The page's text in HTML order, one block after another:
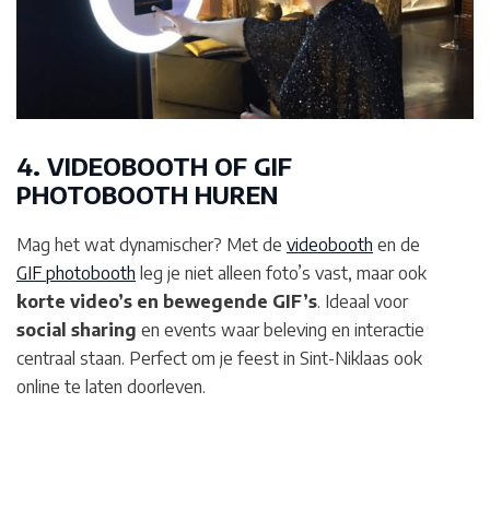
4. VIDEOBOOTH OF GIF
PHOTOBOOTH HUREN
Mag het wat dynamischer? Met de videobooth en de
GIF photobooth leg je niet alleen foto’s vast, maar ook
korte video’s en bewegende GIF’s. Ideaal voor
social sharing en events waar beleving en interactie
centraal staan. Perfect om je feest in Sint-Niklaas ook
online te laten doorleven.